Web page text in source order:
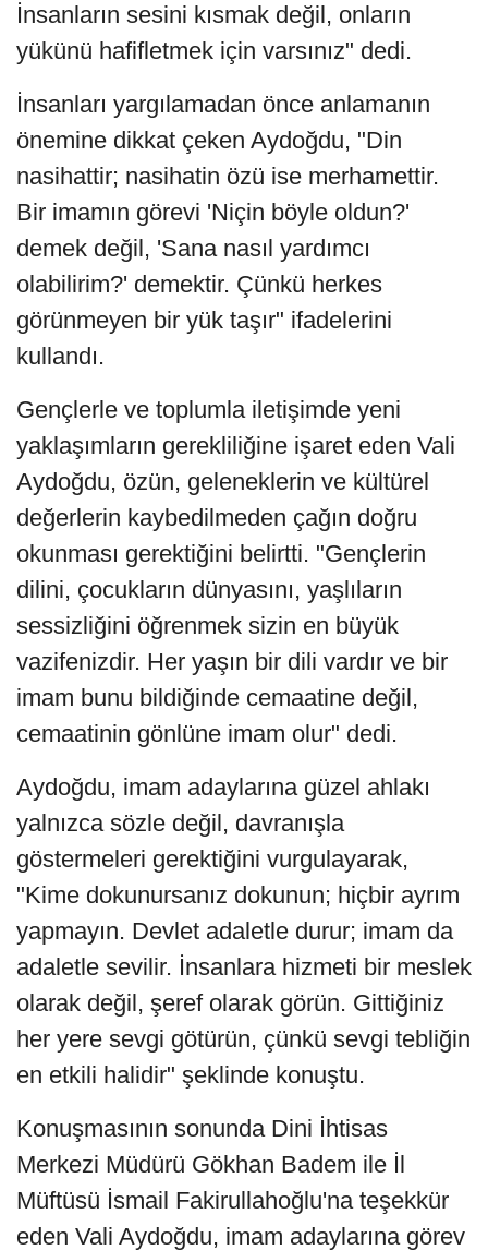
İnsanların sesini kısmak değil, onların
yükünü hafifletmek için varsınız" dedi.
İnsanları yargılamadan önce anlamanın
önemine dikkat çeken Aydoğdu, "Din
nasihattir; nasihatin özü ise merhamettir.
Bir imamın görevi 'Niçin böyle oldun?'
demek değil, 'Sana nasıl yardımcı
olabilirim?' demektir. Çünkü herkes
görünmeyen bir yük taşır" ifadelerini
kullandı.
Gençlerle ve toplumla iletişimde yeni
yaklaşımların gerekliliğine işaret eden Vali
Aydoğdu, özün, geleneklerin ve kültürel
değerlerin kaybedilmeden çağın doğru
okunması gerektiğini belirtti. "Gençlerin
dilini, çocukların dünyasını, yaşlıların
sessizliğini öğrenmek sizin en büyük
vazifenizdir. Her yaşın bir dili vardır ve bir
imam bunu bildiğinde cemaatine değil,
cemaatinin gönlüne imam olur" dedi.
Aydoğdu, imam adaylarına güzel ahlakı
yalnızca sözle değil, davranışla
göstermeleri gerektiğini vurgulayarak,
"Kime dokunursanız dokunun; hiçbir ayrım
yapmayın. Devlet adaletle durur; imam da
adaletle sevilir. İnsanlara hizmeti bir meslek
olarak değil, şeref olarak görün. Gittiğiniz
her yere sevgi götürün, çünkü sevgi tebliğin
en etkili halidir" şeklinde konuştu.
Konuşmasının sonunda Dini İhtisas
Merkezi Müdürü Gökhan Badem ile İl
Müftüsü İsmail Fakirullahoğlu'na teşekkür
eden Vali Aydoğdu, imam adaylarına görev